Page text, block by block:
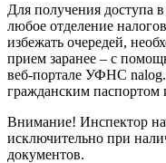
Для получения доступа
любое отделение
избежать очередей,
прием заранее – с
веб-портале УФНС
гражданским
Внимание! Инспектор
исключительно при
документов.